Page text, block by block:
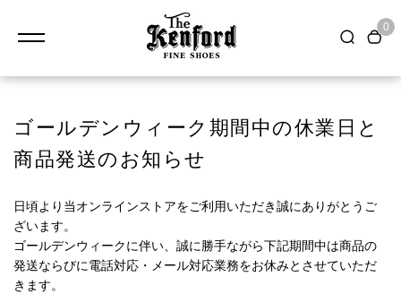
0
ゴールデンウィーク期間中の休業日と
商品発送のお知らせ
日頃より当オンラインストアをご利用いただき誠にありがとうご
ざいます。
ゴールデンウィークに伴い、誠に勝手ながら下記期間中は商品の
発送ならびに電話対応・メール対応業務をお休みとさせていただ
きます。